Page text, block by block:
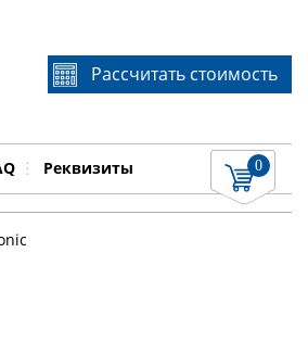
Рассчитать стоимость
Реквизиты 0
идентификационный номер
по телефону+7 495 106-64-91, мы